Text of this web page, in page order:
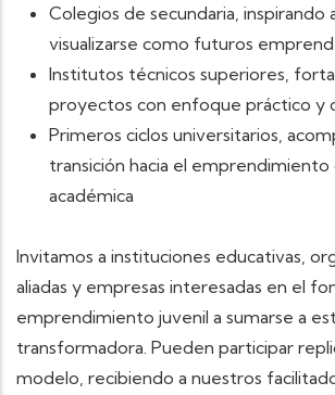
Colegios de secundaria, inspirando
visualizarse como futuros
Institutos técnicos superiores,
proyectos con enfoque práctico y
Primeros ciclos universitarios,
transición hacia el emprendimiento
académica
Invitamos a instituciones educativas,
aliadas y empresas interesadas en el
emprendimiento juvenil a sumarse a
transformadora. Pueden participar
modelo, recibiendo a nuestros